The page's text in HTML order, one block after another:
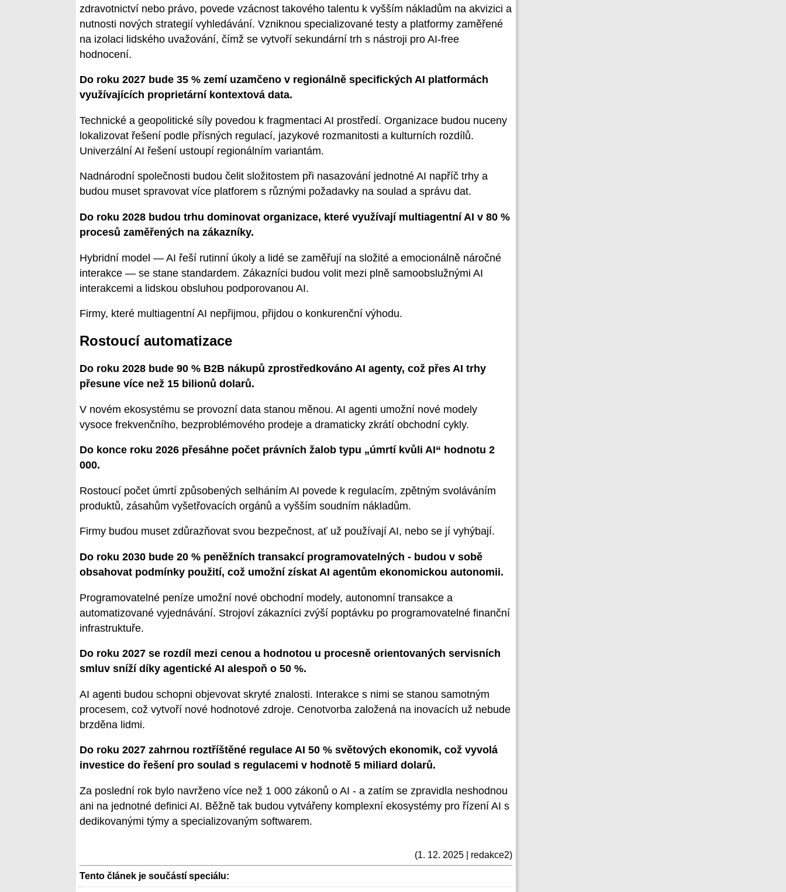
zdravotnictví nebo právo, povede vzácnost takového talentu k vyšším nákladům na akvizici a
nutnosti nových strategií vyhledávání. Vzniknou specializované testy a platformy zaměřené
na izolaci lidského uvažování, čímž se vytvoří sekundární trh s nástroji pro AI-free
hodnocení.
Do roku 2027 bude 35 % zemí uzamčeno v regionálně specifických AI platformách
využívajících proprietární kontextová data.
Technické a geopolitické síly povedou k fragmentaci AI prostředí. Organizace budou nuceny
lokalizovat řešení podle přísných regulací, jazykové rozmanitosti a kulturních rozdílů.
Univerzální AI řešení ustoupí regionálním variantám.
Nadnárodní společnosti budou čelit složitostem při nasazování jednotné AI napříč trhy a
budou muset spravovat více platforem s různými požadavky na soulad a správu dat.
Do roku 2028 budou trhu dominovat organizace, které využívají multiagentní AI v 80 %
procesů zaměřených na zákazníky.
Hybridní model — AI řeší rutinní úkoly a lidé se zaměřují na složité a emocionálně náročné
interakce — se stane standardem. Zákazníci budou volit mezi plně samoobslužnými AI
interakcemi a lidskou obsluhou podporovanou AI.
Firmy, které multiagentní AI nepřijmou, přijdou o konkurenční výhodu.
Rostoucí automatizace
Do roku 2028 bude 90 % B2B nákupů zprostředkováno AI agenty, což přes AI trhy
přesune více než 15 bilionů dolarů.
V novém ekosystému se provozní data stanou měnou. AI agenti umožní nové modely
vysoce frekvenčního, bezproblémového prodeje a dramaticky zkrátí obchodní cykly.
Do konce roku 2026 přesáhne počet právních žalob typu „úmrtí kvůli AI“ hodnotu 2
000.
Rostoucí počet úmrtí způsobených selháním AI povede k regulacím, zpětným svoláváním
produktů, zásahům vyšetřovacích orgánů a vyšším soudním nákladům.
Firmy budou muset zdůrazňovat svou bezpečnost, ať už používají AI, nebo se jí vyhýbají.
Do roku 2030 bude 20 % peněžních transakcí programovatelných - budou v sobě
obsahovat podmínky použití, což umožní získat AI agentům ekonomickou autonomii.
Programovatelné peníze umožní nové obchodní modely, autonomní transakce a
automatizované vyjednávání. Strojoví zákazníci zvýší poptávku po programovatelné finanční
infrastruktuře.
Do roku 2027 se rozdíl mezi cenou a hodnotou u procesně orientovaných servisních
smluv sníží díky agentické AI alespoň o 50 %.
AI agenti budou schopni objevovat skryté znalosti. Interakce s nimi se stanou samotným
procesem, což vytvoří nové hodnotové zdroje. Cenotvorba založená na inovacích už nebude
brzděna lidmi.
Do roku 2027 zahrnou roztříštěné regulace AI 50 % světových ekonomik, což vyvolá
investice do řešení pro soulad s regulacemi v hodnotě 5 miliard dolarů.
Za poslední rok bylo navrženo více než 1 000 zákonů o AI - a zatím se zpravidla neshodnou
ani na jednotné definici AI. Běžně tak budou vytvářeny komplexní ekosystémy pro řízení AI s
dedikovanými týmy a specializovaným softwarem.
(1. 12. 2025 | redakce2)
Tento článek je součástí speciálu: